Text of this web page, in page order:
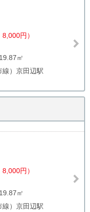
円）
㎡
線）京田辺駅
円）
㎡
線）京田辺駅